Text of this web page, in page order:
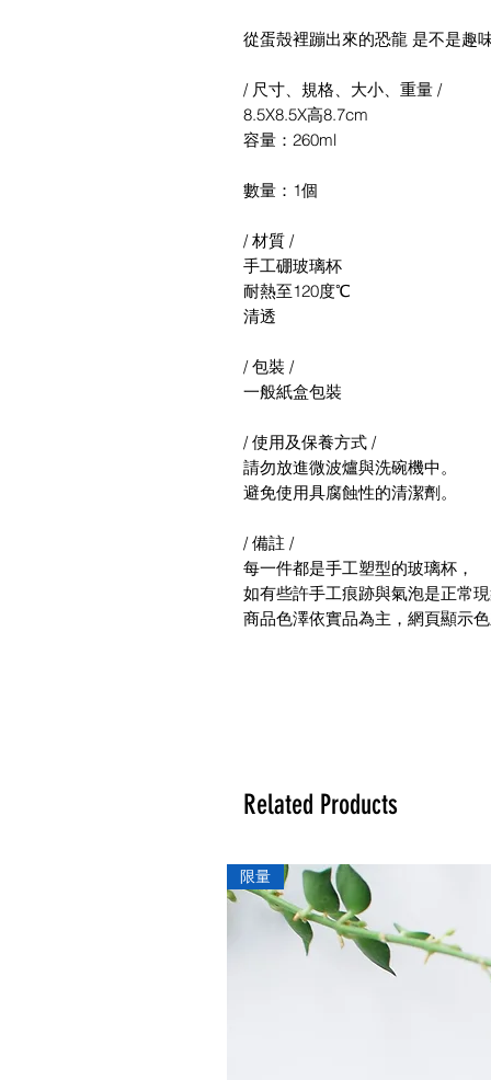
從蛋殼裡蹦出來的恐龍 是不是趣
/ 尺寸、規格、大小、重量 /
8.5X8.5X高8.7cm
容量：260ml
數量：1個
/ 材質 /
手工硼玻璃杯
耐熱至120度℃
清透
/ 包裝 /
一般紙盒包裝
/ 使用及保養方式 /
請勿放進微波爐與洗碗機中。
避免使用具腐蝕性的清潔劑。
/ 備註 /
每一件都是手工塑型的玻璃杯，
如有些許手工痕跡與氣泡是正常
商品色澤依實品為主，網頁顯示
Related Products
限量